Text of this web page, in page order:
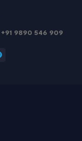
+91 9890 546 909